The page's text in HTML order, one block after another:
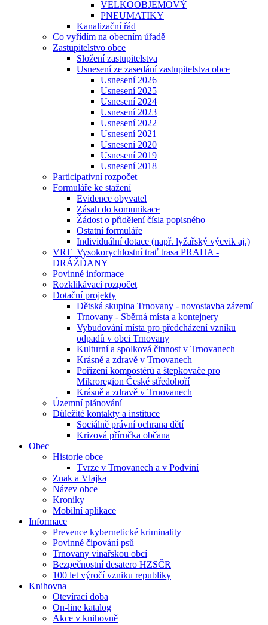
VELKOOBJEMOVÝ
PNEUMATIKY
Kanalizační řád
Co vyřídím na obecním úřadě
Zastupitelstvo obce
Složení zastupitelstva
Usnesení ze zasedání zastupitelstva obce
Usnesení 2026
Usnesení 2025
Usnesení 2024
Usnesení 2023
Usnesení 2022
Usnesení 2021
Usnesení 2020
Usnesení 2019
Usnesení 2018
Participativní rozpočet
Formuláře ke stažení
Evidence obyvatel
Zásah do komunikace
Žádost o přidělení čísla popisného
Ostatní formuláře
Individuální dotace (např. lyžařský výcvik aj.)
VRT_Vysokorychlostní trať trasa PRAHA -
DRÁŽĎANY
Povinné informace
Rozklikávací rozpočet
Dotační projekty
Dětská skupina Trnovany - novostavba zázemí
Trnovany - Sběrná místa a kontejnery
Vybudování místa pro předcházení vzniku
odpadů v obci Trnovany
Kulturní a spolková činnost v Trnovanech
Krásně a zdravě v Trnovanech
Pořízení kompostérů a štepkovače pro
Mikroregion České středohoří
Krásně a zdravě v Trnovanech
Územní plánování
Důležité kontakty a instituce
Sociálně právní ochrana dětí
Krizová příručka občana
Obec
Historie obce
Tvrze v Trnovanech a v Podviní
Znak a Vlajka
Název obce
Kroniky
Mobilní aplikace
Informace
Prevence kybernetické kriminality
Povinné čipování psů
Trnovany vinařskou obcí
Bezpečnostní desatero HZSČR
100 let výročí vzniku republiky
Knihovna
Otevírací doba
On-line katalog
Akce v knihovně